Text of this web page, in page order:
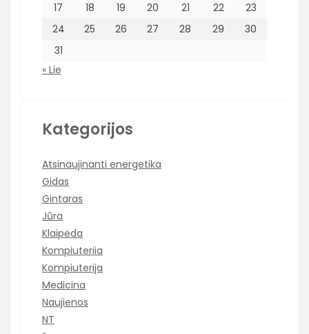
17
18 19 20 21 22
23
24
25 26 27 28 29
30
31
« Lie
Kategorijos
Atsinaujinanti energetika
Gidas
Gintaras
Jūra
Klaipėda
Kompiuteriia
Kompiuterija
Medicina
Naujienos
NT